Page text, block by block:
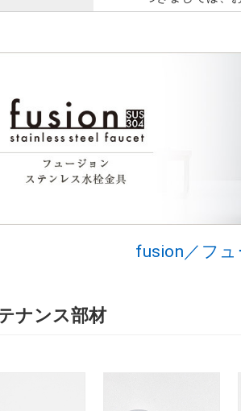
fusion／フ
ナンス部材